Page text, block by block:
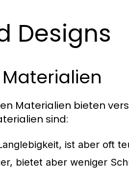
Designs
Materialien bieten
sind:
ist aber oft
bietet aber weniger